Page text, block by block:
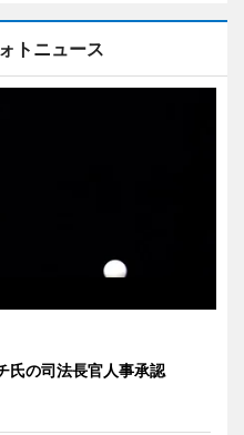
トニュース
氏の司法長官人事承認